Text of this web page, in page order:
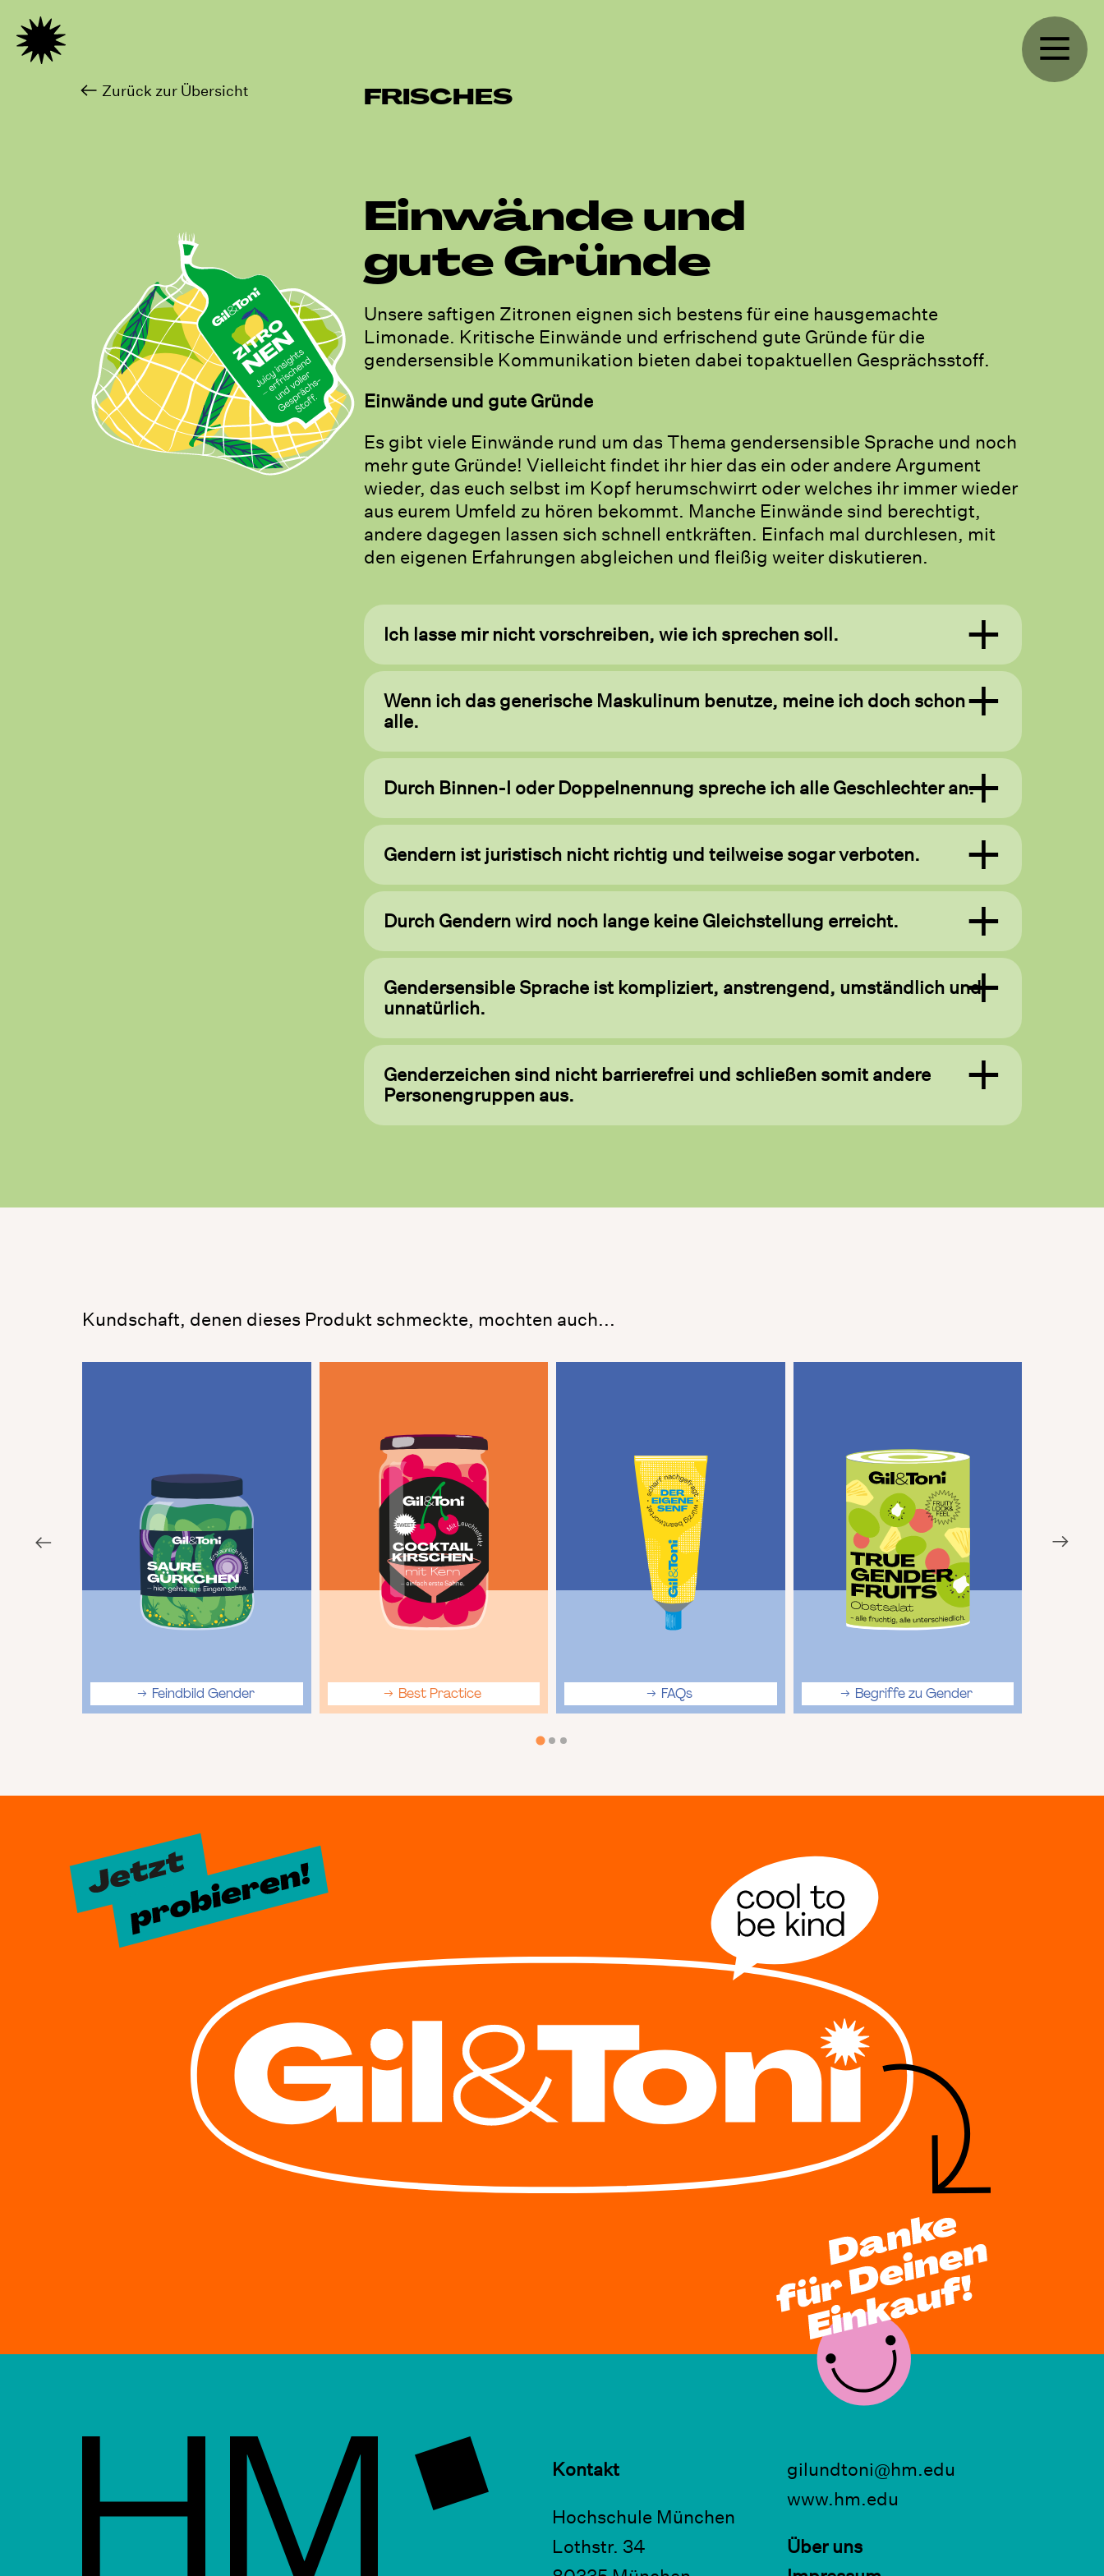
Zurück zur Übersicht FRISCHES
Einwände und
gute Gründe
Unsere saftigen Zitronen eignen sich bestens für eine hausgemachte
Limonade. Kritische Einwände und erfrischend gute Gründe für die
gendersensible Kommunikation bieten dabei topaktuellen Gesprächsstoff.
Einwände und gute Gründe
Es gibt viele Einwände rund um das Thema gendersensible Sprache und noch
mehr gute Gründe! Vielleicht findet ihr hier das ein oder andere Argument
wieder, das euch selbst im Kopf herumschwirrt oder welches ihr immer wieder
aus eurem Umfeld zu hören bekommt. Manche Einwände sind berechtigt,
andere dagegen lassen sich schnell entkräften. Einfach mal durchlesen, mit
den eigenen Erfahrungen abgleichen und fleißig weiter diskutieren.
Ich lasse mir nicht vorschreiben, wie ich sprechen soll.
Wenn ich das generische Maskulinum benutze, meine ich doch schon
alle.
Durch Binnen-I oder Doppelnennung spreche ich alle Geschlechter an.
Gendern ist juristisch nicht richtig und teilweise sogar verboten.
Durch Gendern wird noch lange keine Gleichstellung erreicht.
Gendersensible Sprache ist kompliziert, anstrengend, umständlich und
unnatürlich.
Genderzeichen sind nicht barrierefrei und schließen somit andere
Personengruppen aus.
Kundschaft, denen dieses Produkt schmeckte, mochten auch...
Feindbild Gender Best Practice FAQs Begriffe zu Gender
Kontakt
Hochschule München
Lothstr. 34
gilundtoni@hm.edu
www.hm.edu
Über uns